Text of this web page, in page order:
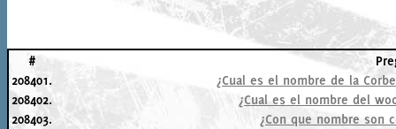
#
208401.
¿Cual es el nombre de la
208402.
¿Cual es el nombre del
208403.
¿Con que nombre son